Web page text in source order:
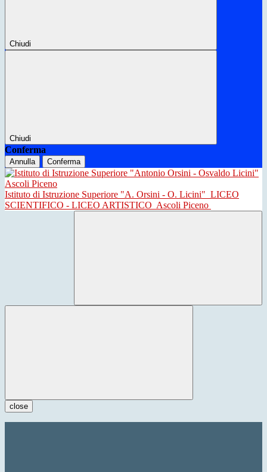
Chiudi
Chiudi
Conferma
Annulla Conferma
Istituto di Istruzione Superiore "A. Orsini - O. Licini" LICEO
SCIENTIFICO - LICEO ARTISTICO Ascoli Piceno
close